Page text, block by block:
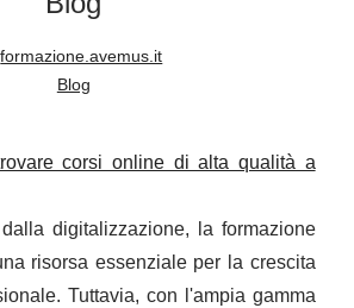
formazione.avemus.it
Blog
corsi online di alta qualità a
digitalizzazione, la formazione
risorsa essenziale per la crescita
Tuttavia, con l'ampia gamma